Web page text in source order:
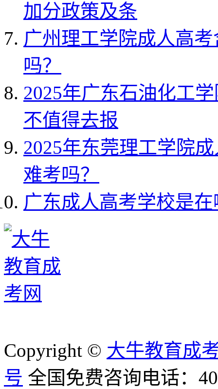
加分政策及条
广州理工学院成人高
吗？
2025年广东石油化工
不值得去报
2025年东莞理工学院
难考吗？
广东成人高考学校是
Copyright © 大牛教育成
号 全国免费咨询电话：